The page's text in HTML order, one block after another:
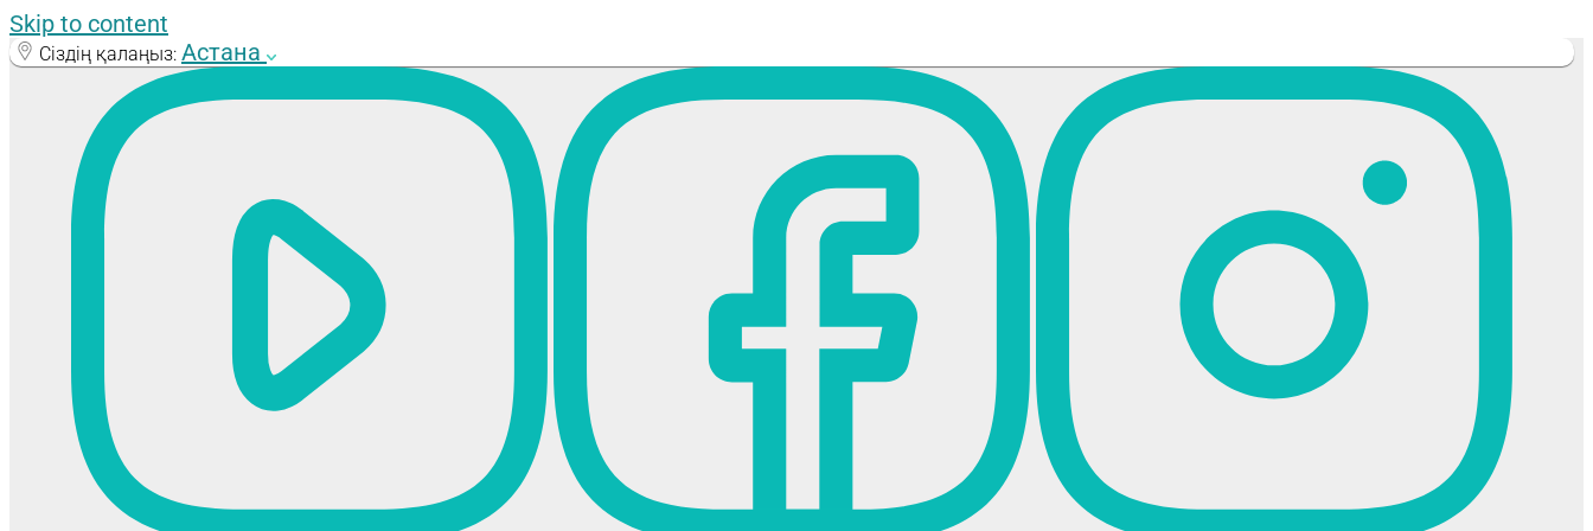
Skip to content
Сіздің қалаңыз: Астана